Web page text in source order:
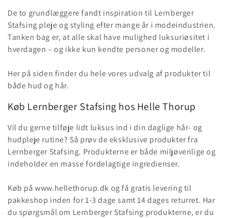
De to grundlæggere fandt inspiration til Lernberger
Stafsing pleje og styling efter mange år i modeindustrien.
Tanken bag er, at alle skal have mulighed luksuriøsitet i
hverdagen – og ikke kun kendte personer og modeller.
Her på siden finder du hele vores udvalg af produkter til
både hud og hår.
Køb Lernberger Stafsing hos Helle Thorup
Vil du gerne tilføje lidt luksus ind i din daglige hår- og
hudpleje rutine? Så prøv de eksklusive produkter fra
Lernberger Stafsing. Produkterne er både miljøvenlige og
indeholder en masse fordelagtige ingredienser.
Køb på www.hellethorup.dk og få gratis levering til
pakkeshop inden for 1-3 dage samt 14 dages returret. Har
du spørgsmål om Lernberger Stafsing produkterne, er du